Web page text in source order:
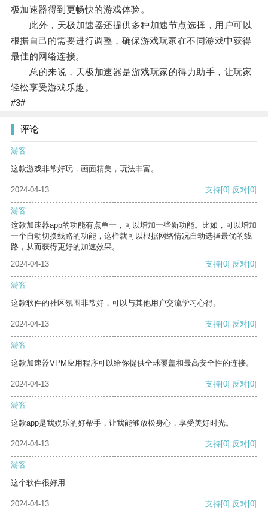
极加速器得到更畅快的游戏体验。
此外，天极加速器还提供多种加速节点选择，用户可以
根据自己的需要进行调整，确保游戏玩家在不同游戏中获得
最佳的网络连接。
总的来说，天极加速器是游戏玩家的得力助手，让玩家
轻松享受游戏乐趣。
#3#
评论
游客
这款游戏非常好玩，画面精美，玩法丰富。
2024-04-13 支持[0] 反对[0]
游客
这款加速器app的功能有点单一，可以增加一些新功能。比如，可以增加
一个自动切换线路的功能，这样就可以根据网络情况自动选择最优的线
路，从而获得更好的加速效果。
2024-04-13
支持[0] 反对[0]
游客
这款软件的社区氛围非常好，可以与其他用户交流学习心得。
2024-04-13 支持[0] 反对[0]
游客
这款加速器VPM应用程序可以给你提供全球覆盖和最高安全性的连接。
2024-04-13 支持[0] 反对[0]
游客
这款app是我娱乐的好帮手，让我能够放松身心，享受美好时光。
2024-04-13 支持[0] 反对[0]
游客
这个软件很好用
2024-04-13 支持[0] 反对[0]